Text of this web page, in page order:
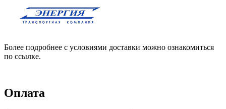
Более подробнее с условиями доставки можно ознакомиться
по ссылке.
Оплата